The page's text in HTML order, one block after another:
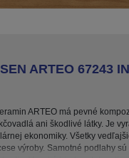
ARTEO 67243
ARTEO má pevné
ani škodlivé látky. Je
ekonomiky. Všetky
výroby. Samotné podlahy